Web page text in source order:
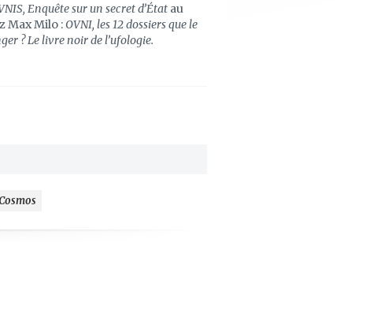
Enquête sur un secret d’État au
Max Milo :OVNI, les 12 dossiers que le
? Le livre noir de l’ufologie.